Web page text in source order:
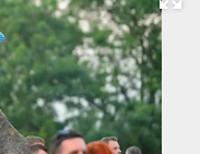
Развернуть